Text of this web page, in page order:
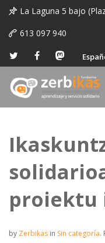
La Laguna 5 bajo
613 097 940
proiektu
by Zerbikas in Sin categoría.